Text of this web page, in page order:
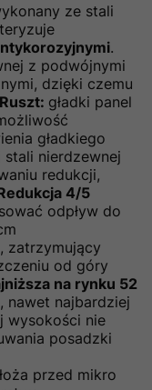
ze stali
.
z podwójnymi
dzięki czemu
Ruszt: gładki panel
gładkiego
nierdzewnej
redukcji,
4/5
odpływ do
zatrzymujący
od góry
na rynku 52
nawet najbardziej
wysokości nie
posadzki
przed mikro